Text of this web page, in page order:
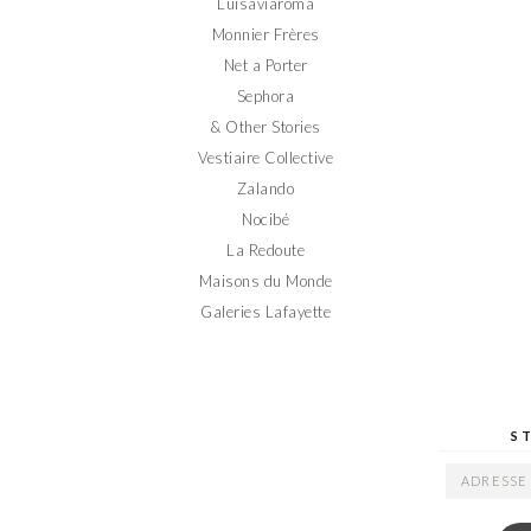
Monnier Frères
Net a Porter
Sephora
& Other Stories
Vestiaire Collective
Zalando
Nocibé
La Redoute
Maisons du Monde
Galeries Lafayette
ADRESSE